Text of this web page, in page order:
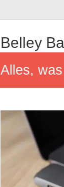
Belley
Alles,